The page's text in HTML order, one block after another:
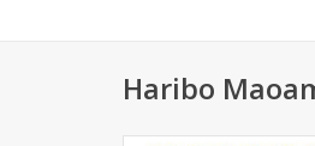
Haribo